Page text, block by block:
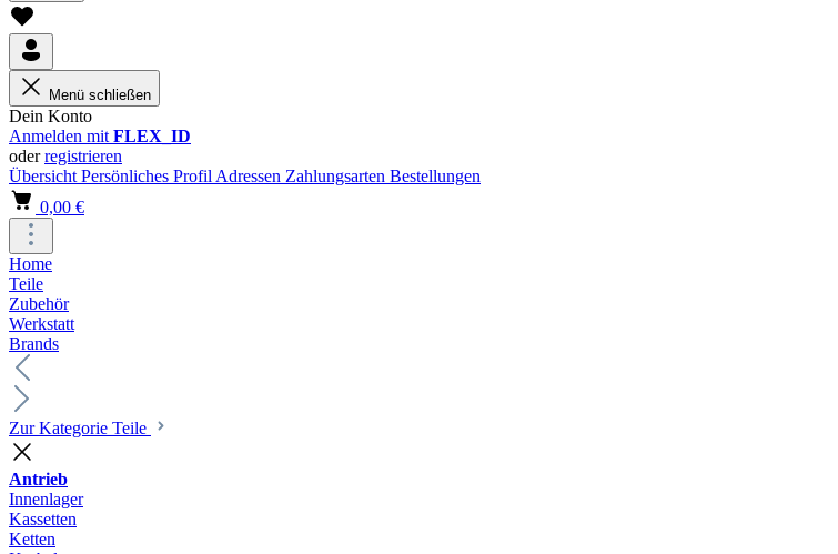
Menü schließen
Dein Konto
Anmelden mit FLEX_ID
oderregistrieren
Übersicht Persönliches Profil Adressen Zahlungsarten Bestellungen
0,00 €
Home
Teile
Zubehör
Werkstatt
Brands
Zur Kategorie Teile
Antrieb
Innenlager
Kassetten
Ketten